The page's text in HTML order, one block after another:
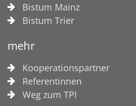
Bistum Mainz
Bistum Trier
mehr
Kooperationspartner
Referentinnen
Weg zum TPI